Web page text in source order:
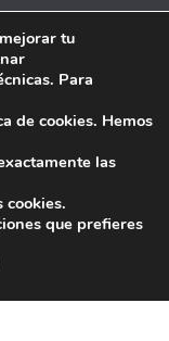
tu
Para
de cookies. Hemos
las
cookies.
que prefieres